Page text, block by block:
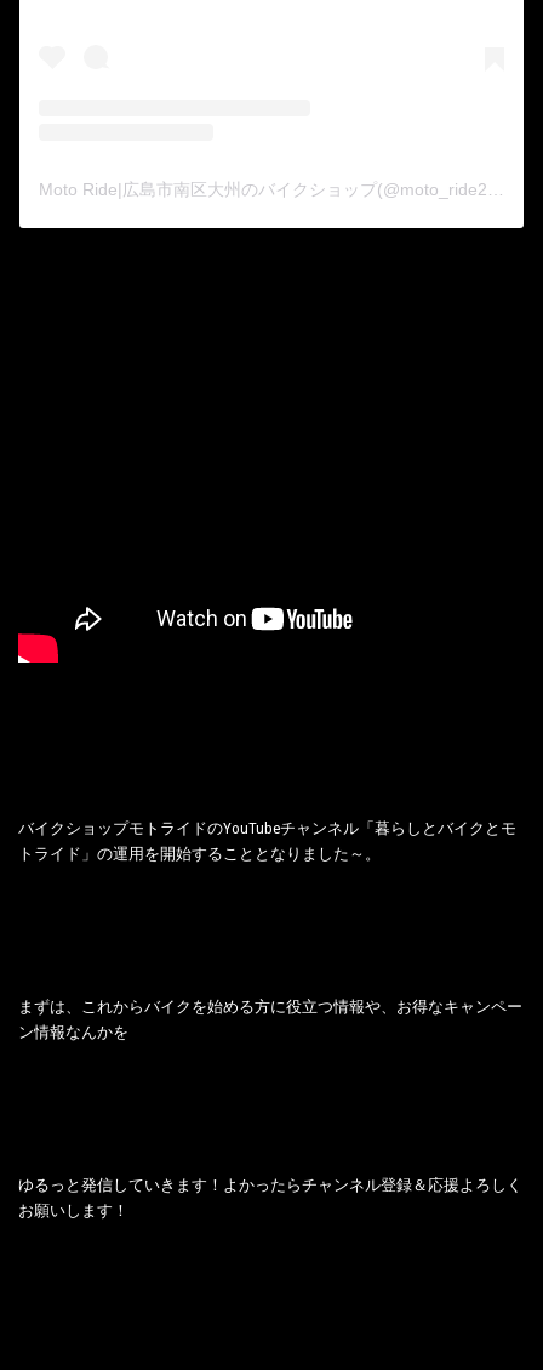
Moto Ride|広島市南区大州のバイクショップ(@moto_ride2015)がシェアした投稿
バイクショップモトライドのYouTubeチャンネル「暮らしとバイクとモ
トライド」の運用を開始することとなりました～。
まずは、これからバイクを始める方に役立つ情報や、お得なキャンペー
ン情報なんかを
ゆるっと発信していきます！よかったらチャンネル登録＆応援よろしく
お願いします！